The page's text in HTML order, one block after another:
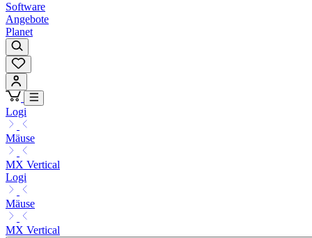
Software
Angebote
Planet
Logi
Mäuse
MX Vertical
Logi
Mäuse
MX Vertical